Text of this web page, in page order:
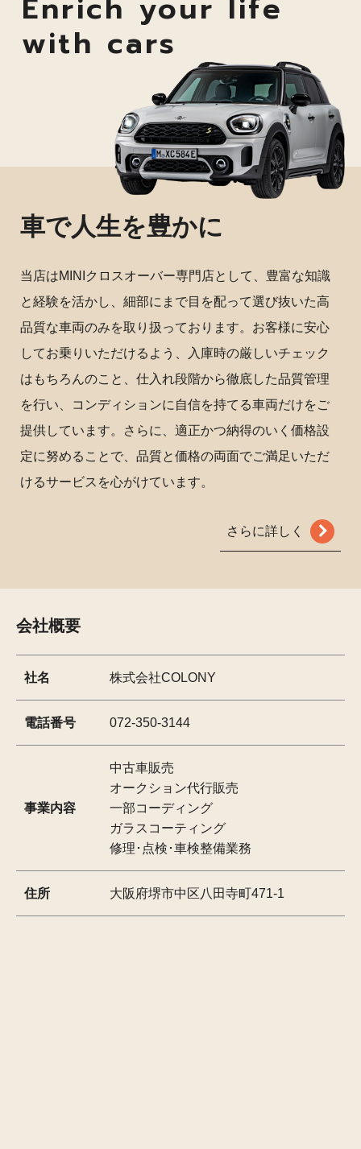
Enrich your life
with cars
車で人生を豊かに
当店はMINIクロスオーバー専門店として、豊富な知識
と経験を活かし、細部にまで目を配って選び抜いた高
品質な車両のみを取り扱っております。お客様に安心
してお乗りいただけるよう、入庫時の厳しいチェック
はもちろんのこと、仕入れ段階から徹底した品質管理
を行い、コンディションに自信を持てる車両だけをご
提供しています。さらに、適正かつ納得のいく価格設
定に努めることで、品質と価格の両面でご満足いただ
けるサービスを心がけています。
さらに詳しく
会社概要
社名 株式会社COLONY
電話番号 072-350-3144
事業内容
中古車販売
オークション代行販売
一部コーディング
ガラスコーティング
修理･点検･車検整備業務
住所 大阪府堺市中区八田寺町471-1